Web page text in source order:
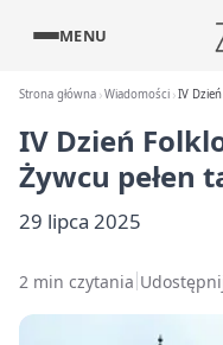
MENU
Strona główna Wiadomości IV
IV Dzień
Żywcu pełen
29 lipca 2025
2 min czytania